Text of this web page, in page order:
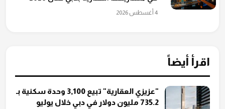
4 أغسطس 2026
اقرأ أيضاً
"عزيزي العقارية" تبيع 3,100 وحدة سكنية بـ
735.2 مليون دولار في دبي خلال يوليو